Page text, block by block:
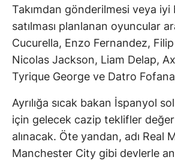
Takımdan gönderilmesi veya
satılması planlanan oyuncular
Cucurella, Enzo Fernandez,
Nicolas Jackson, Liam Delap,
Tyrique George ve Datro Fofana
Ayrılığa sıcak bakan İspanyol
için gelecek cazip teklifler
alınacak. Öte yandan, adı Real
Manchester City gibi devlerle